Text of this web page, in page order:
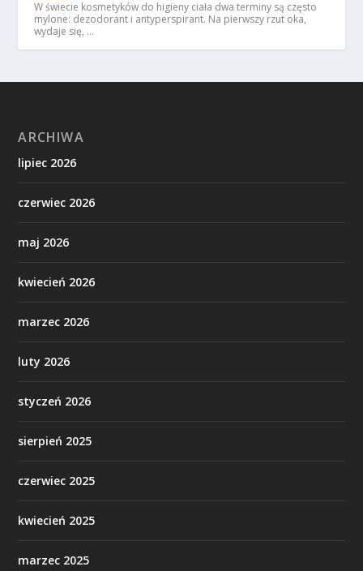
W świecie kosmetyków do higieny ciała dwa terminy są często
mylone: dezodorant i antyperspirant. Na pierwszy rzut oka,
wydaje się, …
ARCHIWA
lipiec 2026
czerwiec 2026
maj 2026
kwiecień 2026
marzec 2026
luty 2026
styczeń 2026
sierpień 2025
czerwiec 2025
kwiecień 2025
marzec 2025